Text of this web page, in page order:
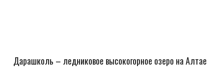
Дарашколь – ледниковое высокогорное озеро на Алтае